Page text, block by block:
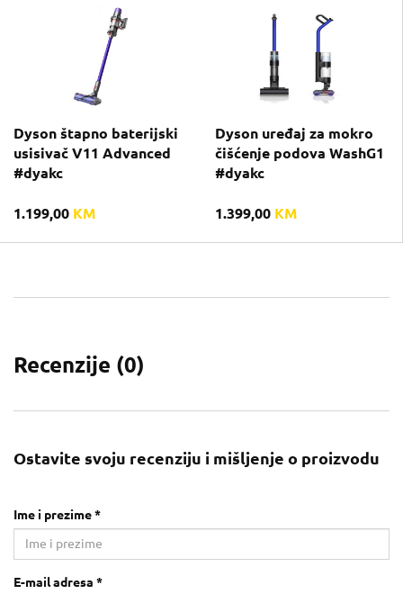
Dyson štapno baterijski
usisivač V11 Advanced
#dyakc
1.199,00 KM
Dyson uređaj za mokro
čišćenje podova WashG1
#dyakc
1.399,00 KM
Recenzije (0)
Ostavite svoju recenziju i mišljenje o proizvodu
Ime i prezime *
E-mail adresa *